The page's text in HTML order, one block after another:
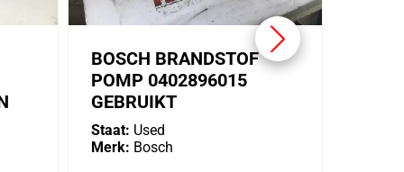
BOSCH BRANDSTOF
POMP 0402896015
GEBRUIKT
Staat: Used
Merk: Bosch